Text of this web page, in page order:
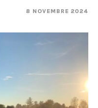
8 NOVEMBRE 2024